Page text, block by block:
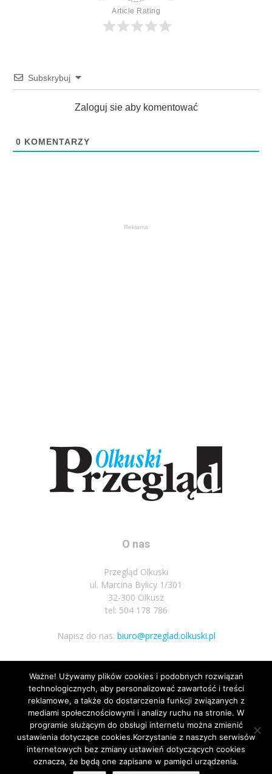
Article Rating
Subskrybuj
Zaloguj sie aby komentować
0 KOMENTARZY
Reklama
O nas
Przegląd Olkuski
ul. Marcina Bylicy 1/301
32-300 Olkusz
tel: 504 178 786
Napisz do nas: biuro@przeglad.olkuski.pl
Podążaj za nami
Nota prawna Polityka prywatnosci Kariera Regulamin
Ważne! Używamy plików cookies i podobnych rozwiązań
technologicznych, aby personalizować zawartość i treści
reklamowe, a także do dostarczenia funkcji związanych z
mediami społecznościowymi i analizy ruchu na stronie. W
programie służącym do obsługi internetu można zmienić
ustawienia dotyczące cookies.Korzystanie z naszych serwisów
internetowych bez zmiany ustawień dotyczących cookies
oznacza, że będą one zapisane w pamięci urządzenia.